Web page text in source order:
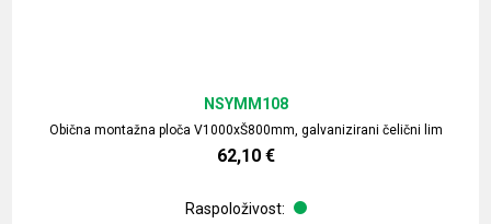
Obična montažna ploča V1000xŠ800mm, galvanizirani čelični lim
NSYMM108
62,10 €
Raspoloživost: